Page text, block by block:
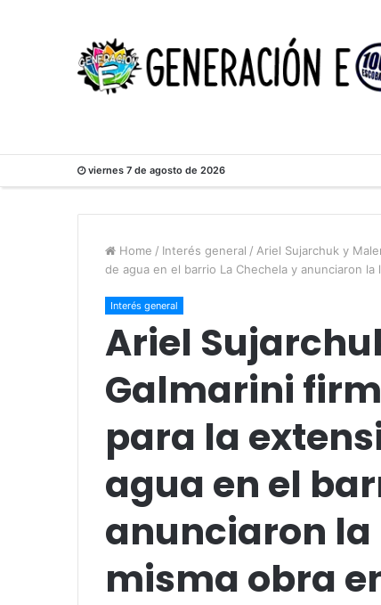
viernes 7 de agosto de 2026
Home / Interés general / Ariel Sujarchuk y
de agua en el barrio La Chechela y anunciaron
Interés general
Ariel
Galmarini
para la
agua en el
anunciaron
misma obra